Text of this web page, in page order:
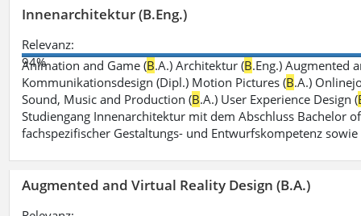
Innenarchitektur (B.Eng.)
Relevanz:
94%
Animation and Game (B.A.) Architektur (B.Eng.) Augmented
Kommunikationsdesign (Dipl.) Motion Pictures (B.A.)
Sound, Music and Production (B.A.) User Experience Design (
Studiengang Innenarchitektur mit dem Abschluss Bachelor
fachspezifischer Gestaltungs- und Entwurfskompetenz
Augmented and Virtual Reality Design (B.A.)